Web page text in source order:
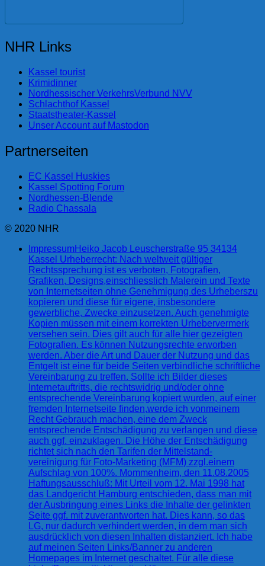
NHR Links
Kassel tourist
Krimidinner
Nordhessischer VerkehrsVerbund NVV
Schlachthof Kassel
Staatstheater-Kassel
Unser Account auf Mastodon
Partnerseiten
EC Kassel Huskies
Kassel Spotting Forum
Nordhessen-Blende
Radio Chassala
© 2020 NHR
ImpressumHeiko Jacob Leuscherstraße 95 34134
Kassel Urheberrecht: Nach weltweit gültiger
Rechtssprechung ist es verboten, Fotografien,
Grafiken, Designs,einschliesslich Malerein und Texte
von Internetseiten ohne Genehmigung des Urheberszu
kopieren und diese für eigene, insbesondere
gewerbliche, Zwecke einzusetzen. Auch genehmigte
Kopien müssen mit einem korrekten Urhebervermerk
versehen sein. Dies gilt auch für alle hier gezeigten
Fotografien. Es können Nutzungsrechte erworben
werden. Aber die Art und Dauer der Nutzung und das
Entgelt ist eine für beide Seiten verbindliche schriftliche
Vereinbarung zu treffen. Sollte ich Bilder dieses
Internetauftritts, die rechtswidrig und/oder ohne
entsprechende Vereinbarung kopiert wurden, auf einer
fremden Internetseite finden,werde ich vonmeinem
Recht Gebrauch machen, eine dem Zweck
entsprechende Entschädigung zu verlangen und diese
auch ggf. einzuklagen. Die Höhe der Entschädigung
richtet sich nach den Tarifen der Mittelstand-
vereinigung für Foto-Marketing (MFM) zzgl.einem
Aufschlag von 100%. Mommenheim, den 11.08.2005
Haftungsausschluß: Mit Urteil vom 12. Mai 1998 hat
das Landgericht Hamburg entschieden, dass man mit
der Ausbringung eines Links die Inhalte der gelinkten
Seite ggf. mit zuverantworten hat. Dies kann, so das
LG, nur dadurch verhindert werden, in dem man sich
ausdrücklich von diesen Inhalten distanziert. Ich habe
auf meinen Seiten Links/Banner zu anderen
Homepages im Internet geschaltet. Für alle diese